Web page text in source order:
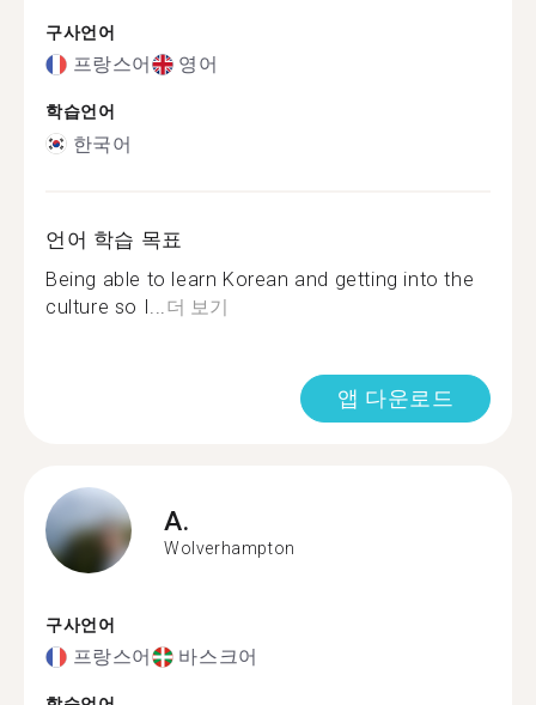
구사언어
프랑스어 영어
학습언어
한국어
언어 학습 목표
Being able to learn Korean and getting into the
culture so I... 더 보기
앱 다운로드
A.
Wolverhampton
구사언어
프랑스어 바스크어